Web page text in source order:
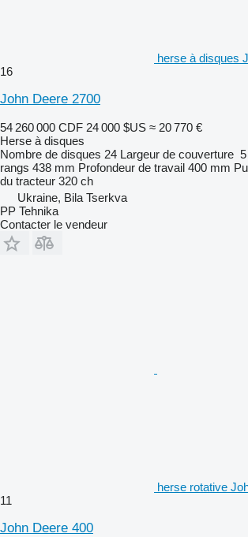
herse à disques
16
John Deere 2700
54 260 000 CDF 24 000 $US ≈ 20 770 €
Herse à disques
Nombre de disques 24 Largeur de couverture
rangs 438 mm Profondeur de travail 400 mm
du tracteur 320 ch
Ukraine, Bila Tserkva
PP Tehnika
Contacter le vendeur
herse rotative
11
John Deere 400